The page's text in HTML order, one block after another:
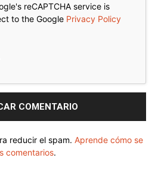
reCAPTCHA service is
to the Google Privacy Policy
reducir el spam. Aprende cómo se
comentarios.